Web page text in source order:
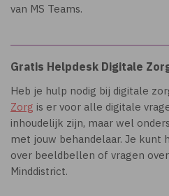
van MS Teams.
Gratis Helpdesk Digitale
Heb je hulp nodig bij digitale
Zorg is er voor alle digitale
inhoudelijk zijn, maar wel
met jouw behandelaar. Je kunt
over beeldbellen of vragen
Minddistrict.